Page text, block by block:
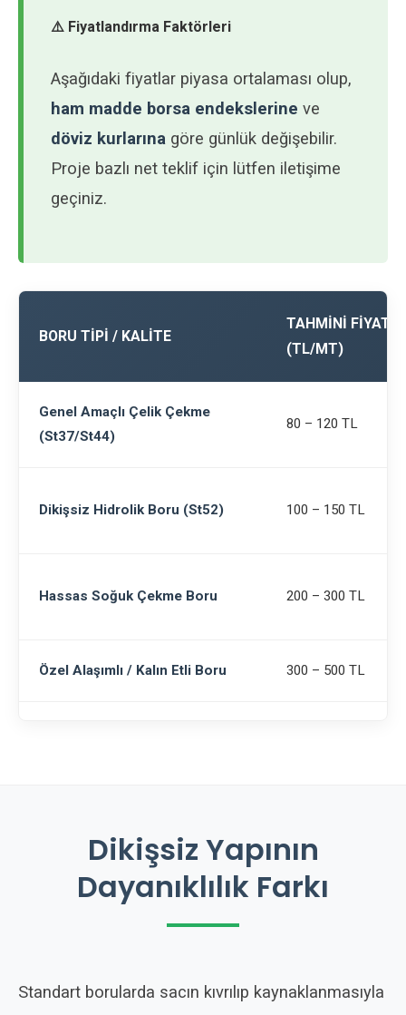
⚠️ Fiyatlandırma Faktörleri
Aşağıdaki fiyatlar piyasa ortalaması olup,
ham madde borsa endekslerine ve
döviz kurlarına göre günlük değişebilir.
Proje bazlı net teklif için lütfen iletişime
geçiniz.
BORU TIPI / KALITE
TAHMINI FIYAT
(TL/MT)
Genel Amaçlı Çelik Çekme
(St37/St44)
80 – 120 TL
Dikişsiz Hidrolik Boru (St52) 100 – 150 TL
Hassas Soğuk Çekme Boru 200 – 300 TL
Özel Alaşımlı / Kalın Etli Boru 300 – 500 TL
Dikişsiz Yapının
Dayanıklılık Farkı
Standart borularda sacın kıvrılıp kaynaklanmasıyla